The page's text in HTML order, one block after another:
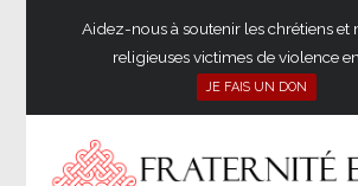
Aidez-nous à soutenir les chrétiens et
religieuses victimes de violence
JE FAIS UN DON